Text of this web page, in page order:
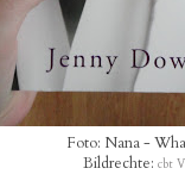
Foto: Nana -
Bildrechte: cbt